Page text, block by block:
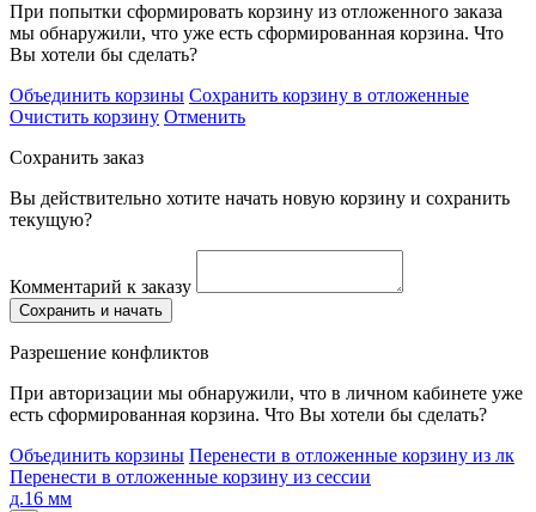
При попытки сформировать корзину из отложенного заказа
мы обнаружили, что уже есть сформированная корзина. Что
Вы хотели бы сделать?
Объединить корзины Сохранить корзину в отложенные
Очистить корзину Отменить
Сохранить заказ
Вы действительно хотите начать новую корзину и сохранить
текущую?
Комментарий к заказу
Сохранить и начать
Разрешение конфликтов
При авторизации мы обнаружили, что в личном кабинете уже
есть сформированная корзина. Что Вы хотели бы сделать?
Объединить корзины Перенести в отложенные корзину из лк
Перенести в отложенные корзину из сессии
д.16 мм